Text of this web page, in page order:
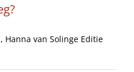
Hanna van Solinge Editie